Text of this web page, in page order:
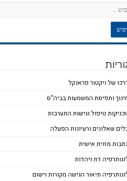
של ויקטור פראנקל
ותפיסת המשמעות בביה"ס
טיפול וגישות התערבות
שאלונים ורעיונות הפעלה
מזוית אישית
דת ויהדות
תיאור הגישה מקורות וישום